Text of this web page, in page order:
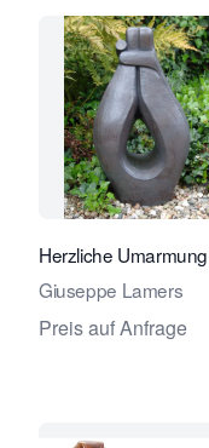
Herzliche Umarmung
Giuseppe Lamers
Preis auf Anfrage